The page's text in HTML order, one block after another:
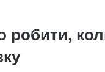
робити,